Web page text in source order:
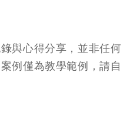
與心得分享，並非任何
例僅為教學範例，請自